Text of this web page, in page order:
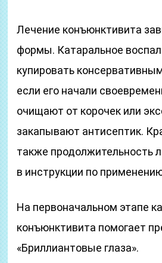
Лечение конъюнктивита
формы. Катаральное
купировать
если его начали
очищают от корочек или
закапывают антисептик.
также продолжительность
в инструкции по
На первоначальном этапе
конъюнктивита помогает
«Бриллиантовые глаза».